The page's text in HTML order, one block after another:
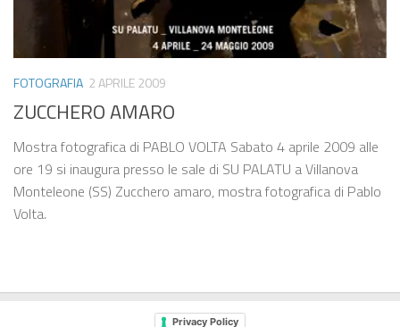
FOTOGRAFIA 2 APRILE 2009
ZUCCHERO AMARO
Mostra fotografica di PABLO VOLTA Sabato 4 aprile 2009 alle
ore 19 si inaugura presso le sale di SU PALATU a Villanova
Monteleone (SS) Zucchero amaro, mostra fotografica di Pablo
Volta.
Privacy Policy